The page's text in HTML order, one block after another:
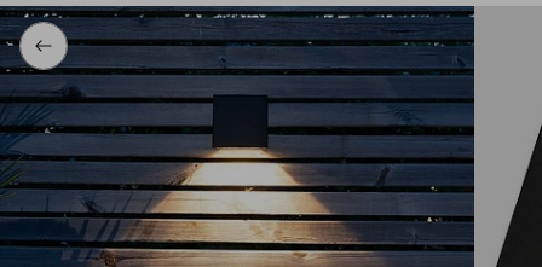
Produkten
gehen
Zurück